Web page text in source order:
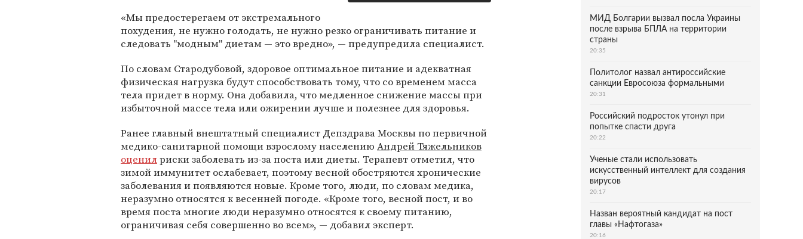
«Мы предостерегаем от экстремального
похудения, не нужно голодать, не нужно резко ограничивать питание и
следовать "модным" диетам — это вредно», — предупредила специалист.
По словам Стародубовой, здоровое оптимальное питание и адекватная
физическая нагрузка будут способствовать тому, что со временем масса
тела придет в норму. Она добавила, что медленное снижение массы при
избыточной массе тела или ожирении лучше и полезнее для здоровья.
Ранее главный внештатный специалист Депздрава Москвы по первичной
медико-санитарной помощи взрослому населению Андрей Тяжельников
оценилриски заболевать из-за поста или диеты. Терапевт отметил, что
зимой иммунитет ослабевает, поэтому весной обостряются хронические
заболевания и появляются новые. Кроме того, люди, по словам медика,
неразумно относятся к весенней погоде. «Кроме того, весной пост, и во
время поста многие люди неразумно относятся к своему питанию,
ограничивая себя совершенно во всем», — добавил эксперт.
МИД Болгарии вызвал посла Украины
после взрыва БПЛА на территории
страны
20:35
Политолог назвал антироссийские
санкции Евросоюза формальными
20:31
Российский подросток утонул при
попытке спасти друга
20:22
Ученые стали использовать
искусственный интеллект для создания
вирусов
20:17
Назван вероятный кандидат на пост
главы «Нафтогаза»
20:16